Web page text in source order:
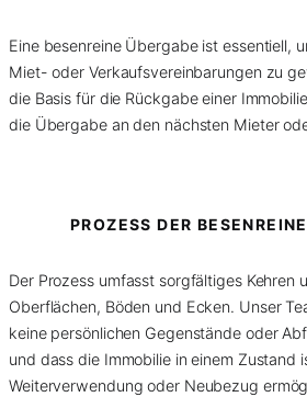
Eine besenreine Übergabe ist essentiell,
Miet- oder Verkaufsvereinbarungen zu
die Basis für die Rückgabe einer
die Übergabe an den nächsten Mieter
PROZESS DER
Der Prozess umfasst sorgfältiges Kehren
Oberflächen, Böden und Ecken. Unser
keine persönlichen Gegenstände oder
und dass die Immobilie in einem Zustand
Weiterverwendung oder Neubezug